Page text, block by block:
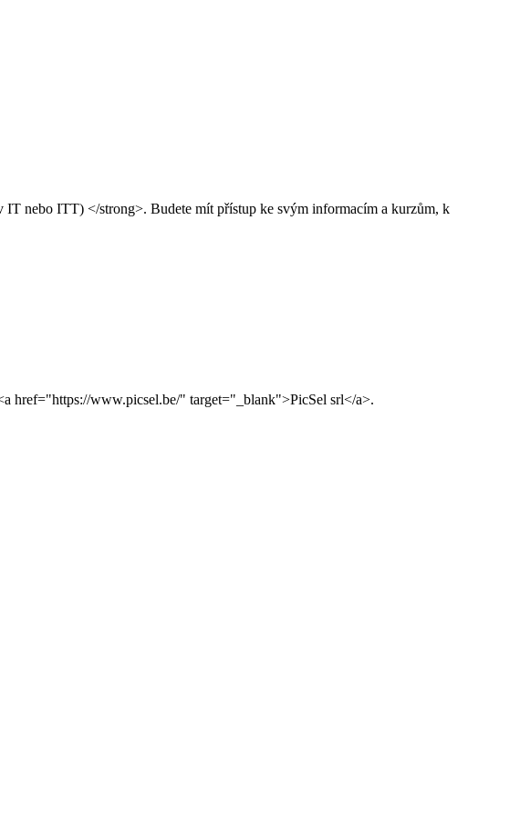
nebo ITT) </strong>. Budete mít přístup ke svým informacím a kurzům, k
href="https://www.picsel.be/" target="_blank">PicSel srl</a>.